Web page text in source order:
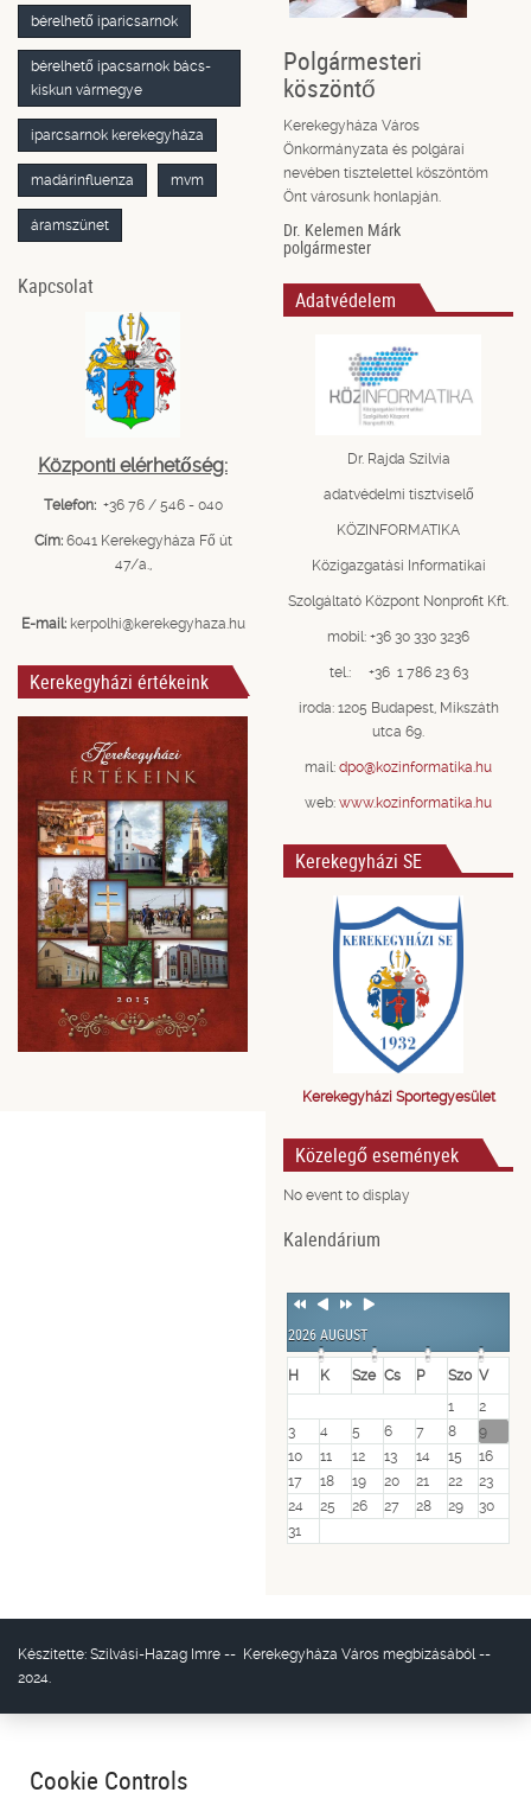
bérelhető iparicsarnok
bérelhető ipacsarnok bács-
kiskun vármegye
iparcsarnok kerekegyháza
madárinfluenza mvm
áramszünet
Kapcsolat
Központi elérhetőség:
Telefon: +36 76 / 546 - 040
Cím: 6041 Kerekegyháza Fő út
47/a.,
E-mail: kerpolhi@kerekegyhaza.hu
Kerekegyházi értékeink
Polgármesteri
köszöntő
Kerekegyháza Város
Önkormányzata és polgárai
nevében tisztelettel köszöntöm
Önt városunk honlapján.
Dr. Kelemen Márk
polgármester
Adatvédelem
Dr. Rajda Szilvia
adatvédelmi tisztviselő
KÖZINFORMATIKA
Közigazgatási Informatikai
Szolgáltató Központ Nonprofit Kft.
mobil: +36 30 330 3236
tel.: +36 1 786 23 63
iroda: 1205 Budapest, Mikszáth
utca 69.
mail: dpo@kozinformatika.hu
web: www.kozinformatika.hu
Kerekegyházi SE
Kerekegyházi Sportegyesület
Közelegő események
No event to display
Kalendárium
Previous
Previous
NextNext
2026 AUGUST
H K Sze Cs P Szo V
1
2
3
4 5 6 7 8
9
10
11 12 13 14 15
16
17
18 19 20 21 22
23
24
25 26 27 28 29
30
31
Készítette: Szilvási-Hazag Imre -- Kerekegyháza Város megbízásából --
2024.
Cookie Controls